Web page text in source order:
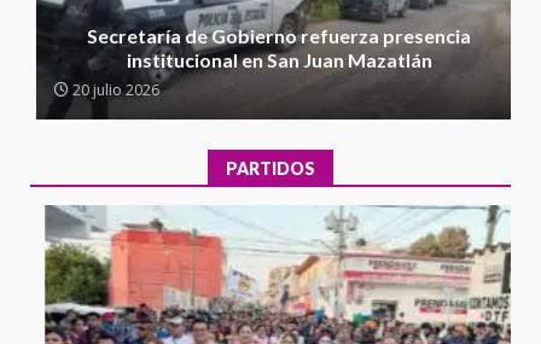
30 julio 2026
Secretaría de Gobierno refuerza
presencia institucional en San
Juan Mazatlán
4
Sanciona Municipio de Oaxaca
de Juárez caso de maltrato
animal tras denuncia ciudadana
16 julio 2026
Secretaría de Gobierno refuerza presencia
institucional en San Juan Mazatlán
20 julio 2026
PARTIDOS